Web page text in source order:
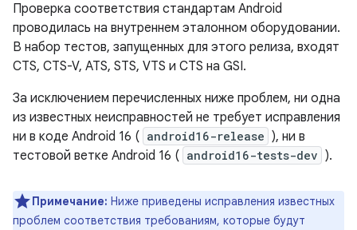
Проверка соответствия стандартам Android
проводилась на внутреннем эталонном оборудовании.
В набор тестов, запущенных для этого релиза, входят
CTS, CTS-V, ATS, STS, VTS и CTS на GSI.
За исключением перечисленных ниже проблем, ни одна
из известных неисправностей не требует исправления
ни в коде Android 16 ( android16-release ), ни в
тестовой ветке Android 16 ( android16-tests-dev ).
Примечание: Ниже приведены исправления известных
проблем соответствия требованиям, которые будут